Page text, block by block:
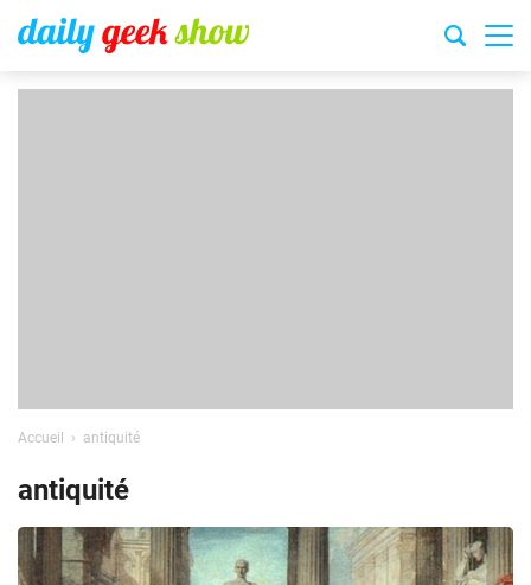
Accueil antiquité
antiquité